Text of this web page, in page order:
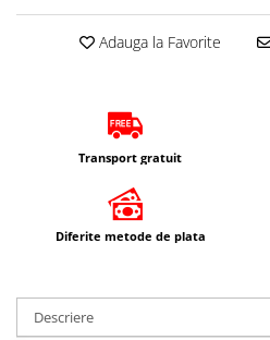
Protectii Corp
Protectii Picioare
Imbracaminte Casual
Curele
Haine
Adauga la Favorite
Transport gratuit
Diferite metode de plata
Descriere